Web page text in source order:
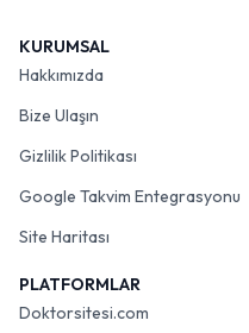
KURUMSAL
Hakkımızda
Bize Ulaşın
Gizlilik Politikası
Google Takvim Entegrasyonu
Site Haritası
PLATFORMLAR
Doktorsitesi.com